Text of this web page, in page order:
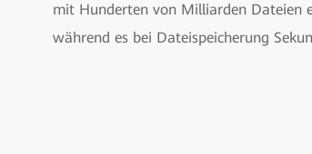
mit Hunderten von Milliarden Dateien
während es bei Dateispeicherung